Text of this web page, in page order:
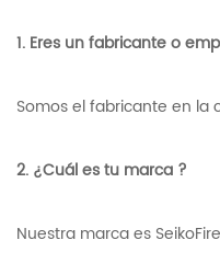
1. Eres un fabricante o
Somos el fabricante en la
2. ¿Cuál es tu marca ?
Nuestra marca es